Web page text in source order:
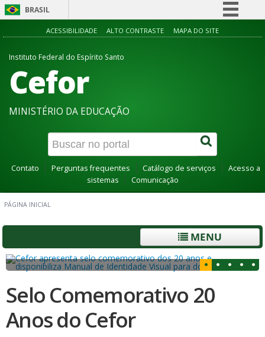
BRASIL
Simplifique!
ACESSIBILIDADE ALTO CONTRASTE MAPA DO SITE
Instituto Federal do Espírito Santo
Cefor
MINISTÉRIO DA EDUCAÇÃO
Contato Perguntas frequentes Catálogo de serviços
Acesso a
sistemas
Comunicação
PÁGINA INICIAL
MENU
Selo Comemorativo 20
Anos do Cefor